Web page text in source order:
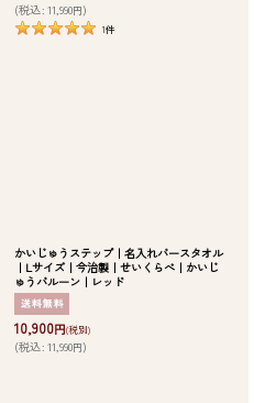
(税込: 11,990円)
1件
かいじゅうステップ｜名入れバースタオル
｜Lサイズ｜今治製｜せいくらべ｜かいじ
ゅうバルーン｜レッド
10,900円(税別)
(税込: 11,990円)